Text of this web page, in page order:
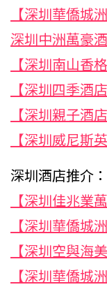
【深圳華僑城
深圳中洲萬豪
【深圳南山香
【深圳四季酒
【深圳親子酒
【深圳威尼斯
深圳酒店推介：
【深圳佳兆業
【深圳華僑城
【深圳空與海
【深圳華僑城